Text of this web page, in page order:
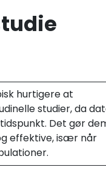
hurtigere at
studier, da
Det gør
effektive, især når